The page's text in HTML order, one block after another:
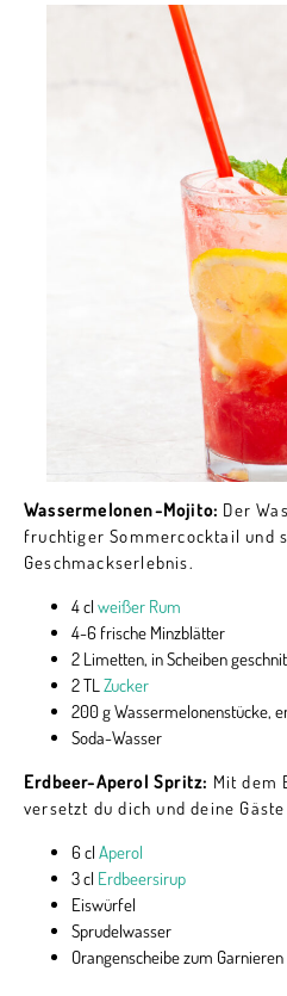
Wassermelonen-Mojito: Der
fruchtiger Sommercocktail und
Geschmackserlebnis.
4 cl weißer Rum
4-6 frische Minzblätter
2 Limetten, in Scheiben
2 TL Zucker
200 g Wassermelonenstücke,
Soda-Wasser
Erdbeer-Aperol Spritz: Mit dem
versetzt du dich und deine
6 cl Aperol
3 cl Erdbeersirup
Eiswürfel
Sprudelwasser
Orangenscheibe zum Garnieren